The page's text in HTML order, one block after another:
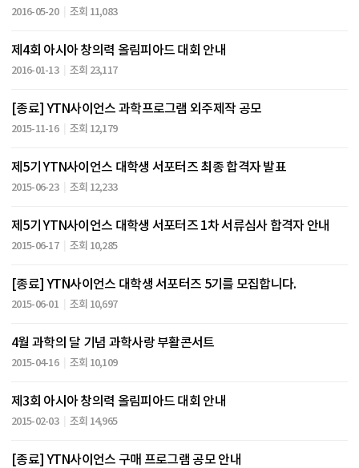
2016-05-20 조회 11,083
제4회 아시아 창의력 올림피아드 대회 안내
2016-01-13 조회 23,117
[종료] YTN사이언스 과학프로그램 외주제작 공모
2015-11-16 조회 12,179
제5기 YTN사이언스 대학생 서포터즈 최종 합격자 발표
2015-06-23 조회 12,233
제5기 YTN사이언스 대학생 서포터즈 1차 서류심사 합격자 안내
2015-06-17 조회 10,285
[종료] YTN사이언스 대학생 서포터즈 5기를 모집합니다.
2015-06-01 조회 10,697
4월 과학의 달 기념 과학사랑 부활콘서트
2015-04-16 조회 10,109
제3회 아시아 창의력 올림피아드 대회 안내
2015-02-03 조회 14,965
[종료] YTN사이언스 구매 프로그램 공모 안내